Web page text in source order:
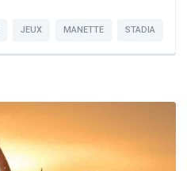
JEUX MANETTE STADIA